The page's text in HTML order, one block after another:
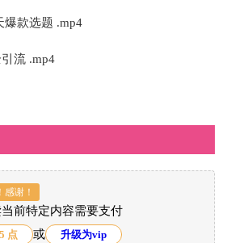
爆款选题 .mp4
流 .mp4
谢！
前特定内容需要支付
点 或 升级为vip